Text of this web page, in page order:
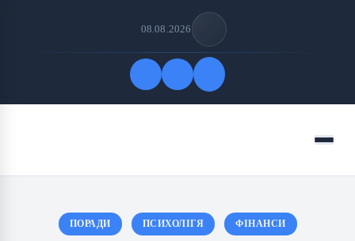
08.08.2026
Menu
ПОРАДИ ПСИХОЛІГЯ ФІНАНСИ